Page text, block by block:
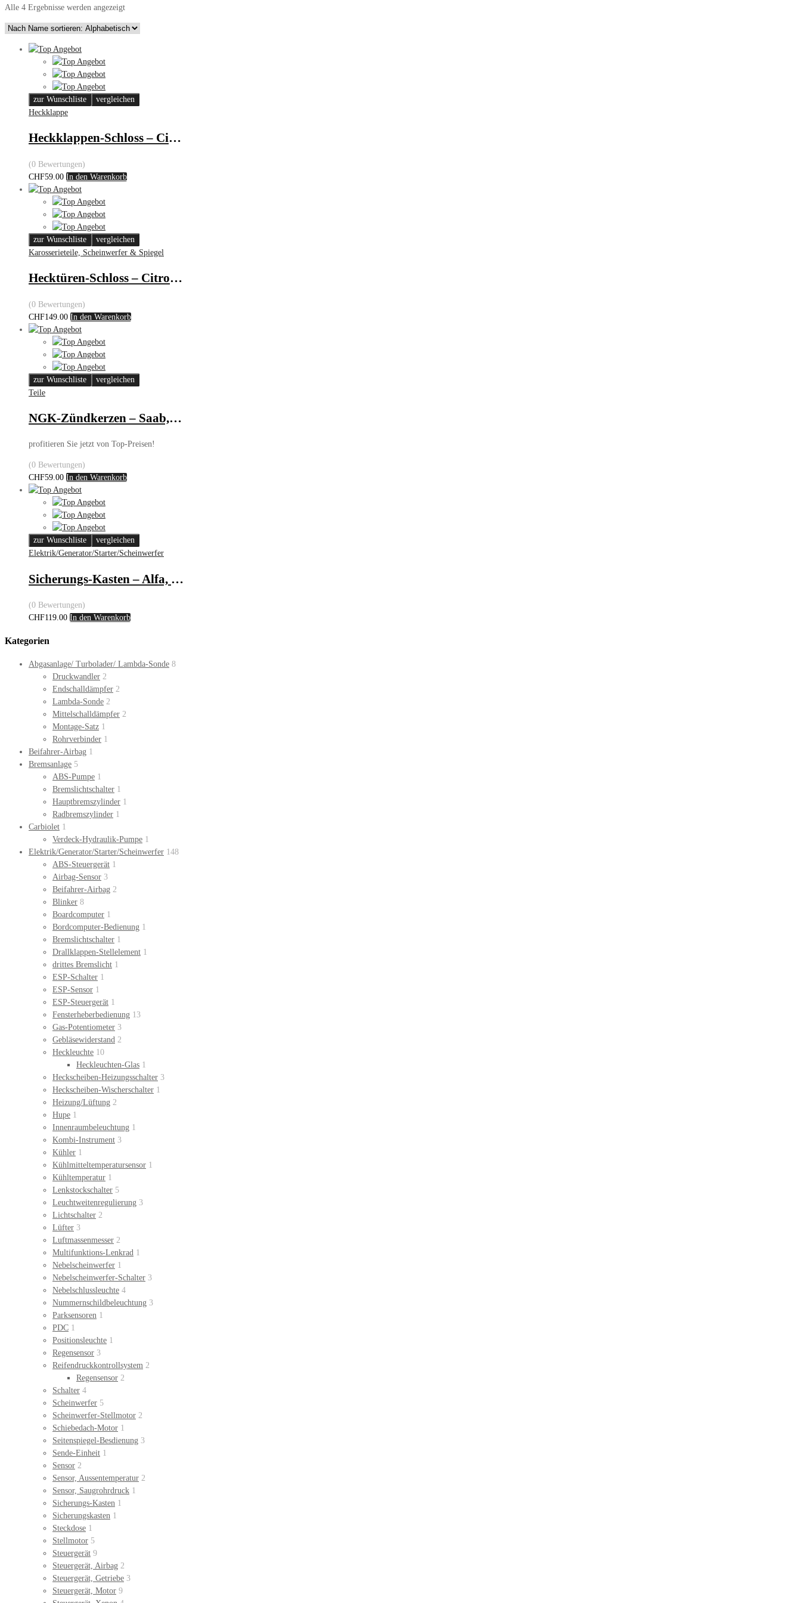
Alle 4 Ergebnisse werden angezeigt
zur Wunschliste
vergleichen
Heckklappe
Heckklappen-Schloss – Citroën/Peugeot
(0 Bewertungen)
CHF59.00 In den Warenkorb
zur Wunschliste
vergleichen
Karosserieteile, Scheinwerfer & Spiegel
Hecktüren-Schloss – Citroën/Fiat/Peugeot
(0 Bewertungen)
CHF149.00 In den Warenkorb
zur Wunschliste
vergleichen
Teile
NGK-Zündkerzen – Saab, Toyota, Lexus, Toyota, Acura, Peugeot, Sterling
profitieren Sie jetzt von Top-Preisen!
(0 Bewertungen)
CHF59.00 In den Warenkorb
zur Wunschliste
vergleichen
Elektrik/Generator/Starter/Scheinwerfer
Sicherungs-Kasten – Alfa, Citroën, Fiat & Peugeot
(0 Bewertungen)
CHF119.00 In den Warenkorb
Kategorien
Abgasanlage/ Turbolader/ Lambda-Sonde 8
Druckwandler 2
Endschalldämpfer 2
Lambda-Sonde 2
Mittelschalldämpfer 2
Montage-Satz 1
Rohrverbinder 1
Beifahrer-Airbag 1
Bremsanlage 5
ABS-Pumpe 1
Bremslichtschalter 1
Hauptbremszylinder 1
Radbremszylinder 1
Carbiolet 1
Verdeck-Hydraulik-Pumpe 1
Elektrik/Generator/Starter/Scheinwerfer 148
ABS-Steuergerät 1
Airbag-Sensor 3
Beifahrer-Airbag 2
Blinker 8
Boardcomputer 1
Bordcomputer-Bedienung 1
Bremslichtschalter 1
Drallklappen-Stellelement 1
drittes Bremslicht 1
ESP-Schalter 1
ESP-Sensor 1
ESP-Steuergerät 1
Fensterheberbedienung 13
Gas-Potentiometer 3
Gebläsewiderstand 2
Heckleuchte 10
Heckleuchten-Glas 1
Heckscheiben-Heizungsschalter 3
Heckscheiben-Wischerschalter 1
Heizung/Lüftung 2
Hupe 1
Innenraumbeleuchtung 1
Kombi-Instrument 3
Kühler 1
Kühlmitteltemperatursensor 1
Kühltemperatur 1
Lenkstockschalter 5
Leuchtweitenregulierung 3
Lichtschalter 2
Lüfter 3
Luftmassenmesser 2
Multifunktions-Lenkrad 1
Nebelscheinwerfer 1
Nebelscheinwerfer-Schalter 3
Nebelschlussleuchte 4
Nummernschildbeleuchtung 3
Parksensoren 1
PDC 1
Positionsleuchte 1
Regensensor 3
Reifendruckkontrollsystem 2
Regensensor 2
Schalter 4
Scheinwerfer 5
Scheinwerfer-Stellmotor 2
Schiebedach-Motor 1
Seitenspiegel-Besdienung 3
Sende-Einheit 1
Sensor 2
Sensor, Aussentemperatur 2
Sensor, Saugrohrdruck 1
Sicherungs-Kasten 1
Sicherungskasten 1
Steckdose 1
Stellmotor 5
Steuergerät 9
Steuergerät, Airbag 2
Steuergerät, Getriebe 3
Steuergerät, Motor 9